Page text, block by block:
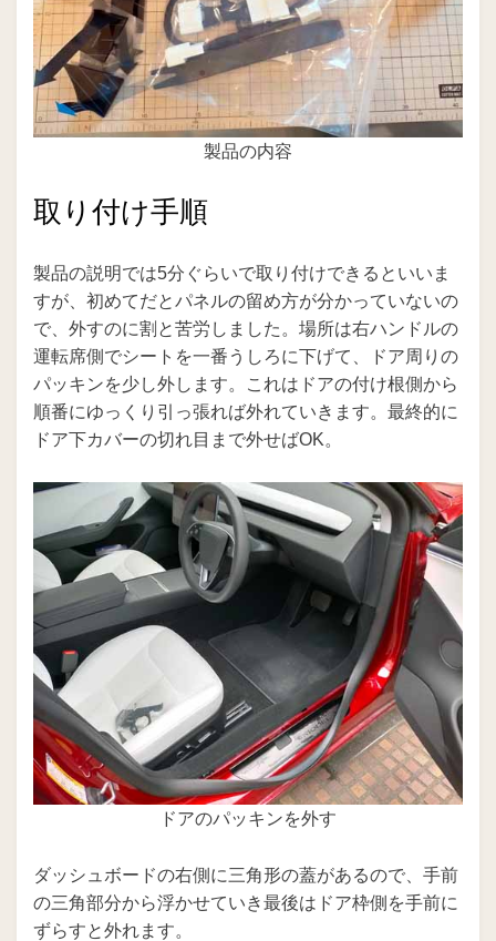
製品の内容
取り付け手順
製品の説明では5分ぐらいで取り付けできるといいま
すが、初めてだとパネルの留め方が分かっていないの
で、外すのに割と苦労しました。場所は右ハンドルの
運転席側でシートを一番うしろに下げて、ドア周りの
パッキンを少し外します。これはドアの付け根側から
順番にゆっくり引っ張れば外れていきます。最終的に
ドア下カバーの切れ目まで外せばOK。
ドアのパッキンを外す
ダッシュボードの右側に三角形の蓋があるので、手前
の三角部分から浮かせていき最後はドア枠側を手前に
ずらすと外れます。